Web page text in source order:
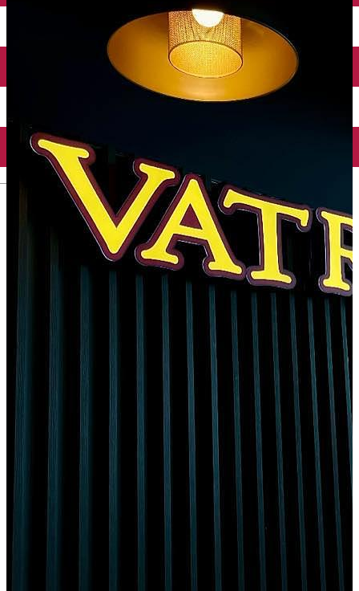
Închirieri biciclete
Încărcare vehicule electrice